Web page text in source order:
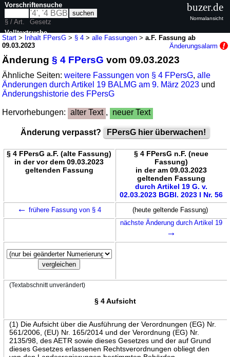
Start > Inhalt FPersG > § 4 >alle Fassungen >a.F. Fassung ab
09.03.2023
Änderungsalarm
Änderung§ 4 FPersG vom 09.03.2023
Ähnliche Seiten:weitere Fassungen von § 4 FPersG,alle
Änderungen durch Artikel 19 BALMG am 9. März 2023 und
Änderungshistorie des FPersG
Hervorhebungen: alter Text , neuer Text
Änderung verpasst? FPersG hier überwachen!
§ 4 FPersG a.F. (alte Fassung)
in der vor dem 09.03.2023
geltenden Fassung
§ 4 FPersG n.F. (neue
Fassung)
in der am 09.03.2023
geltenden Fassung
durch Artikel 19 G. v.
02.03.2023 BGBl. 2023 I Nr. 56
← frühere Fassung von § 4
(heute geltende Fassung)
nächste Änderung durch Artikel 19
→
(Textabschnitt unverändert)
§ 4 Aufsicht
(1) Die Aufsicht über die Ausführung der Verordnungen (EG) Nr.
561/2006, (EU) Nr. 165/2014 und der Verordnung (EG) Nr.
2135/98, des AETR sowie dieses Gesetzes und der auf Grund
dieses Gesetzes erlassenen Rechtsverordnungen obliegt den
Vorschriftensuche
§ / Art.
Gesetz
Volltextsuche
buzer.de
Normalansicht